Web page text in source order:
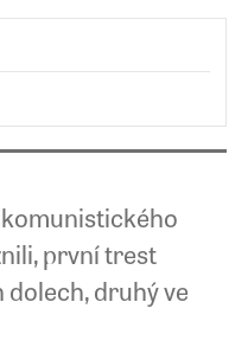
první trest
druhý ve